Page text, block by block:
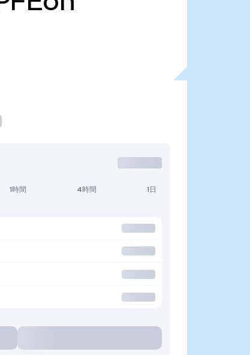
1時間 4時間 1日